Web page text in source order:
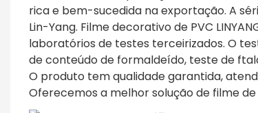
rica e bem-sucedida na exportação. A
Lin-Yang. Filme decorativo de PVC
laboratórios de testes terceirizados. O
de conteúdo de formaldeído, teste de
O produto tem qualidade garantida,
Oferecemos a melhor solução de filme de